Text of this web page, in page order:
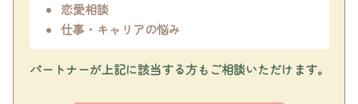
恋愛相談
仕事・キャリアの悩み
パートナーが上記に該当する方もご相談いただけます。